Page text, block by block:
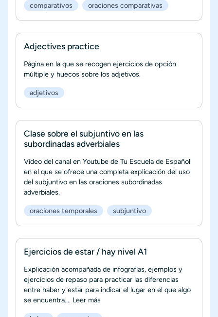
comparativos oraciones comparativas
Adjectives practice
Página en la que se recogen ejercicios de opción
múltiple y huecos sobre los adjetivos.
adjetivos
Clase sobre el subjuntivo en las
subordinadas adverbiales
Vídeo del canal en Youtube de Tu Escuela de Español
en el que se ofrece una completa explicación del uso
del subjuntivo en las oraciones subordinadas
adverbiales.
oraciones temporales subjuntivo
Ejercicios de estar / hay nivel A1
Explicación acompañada de infografías, ejemplos y
ejercicios de repaso para practicar las diferencias
entre haber y estar para indicar el lugar en el que algo
se encuentra.... Leer más